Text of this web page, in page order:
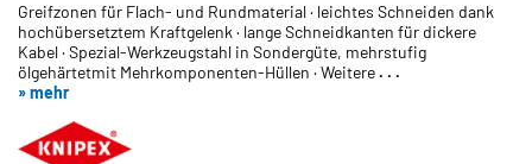
Greifzonen für Flach- und Rundmaterial · leichtes Schneiden dank
hochübersetztem Kraftgelenk · lange Schneidkanten für dickere
Kabel · Spezial-Werkzeugstahl in Sondergüte, mehrstufig
ölgehärtetmit Mehrkomponenten-Hüllen · Weitere. . .
» mehr